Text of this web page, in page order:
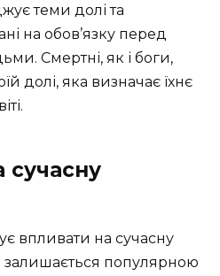
теми долі та
на обов’язку перед
Смертні, як і боги,
долі, яка визначає їхнє
сучасну
впливати на сучасну
залишається популярною